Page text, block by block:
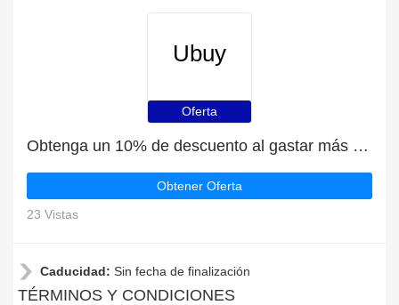
Ubuy
Oferta
Obtenga un 10% de descuento al gastar más de 76€
Obtener Oferta
23 Vistas
Caducidad: Sin fecha de finalización
TÉRMINOS Y CONDICIONES